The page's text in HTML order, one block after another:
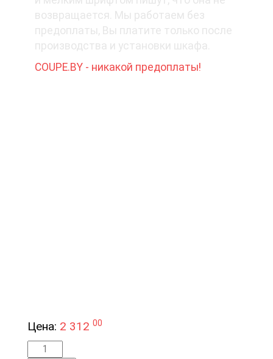
возвращается. Мы работаем без
предоплаты, Вы платите только после
производства и установки шкафа.
COUPE.BY - никакой предоплаты!
Цена: 2 31200